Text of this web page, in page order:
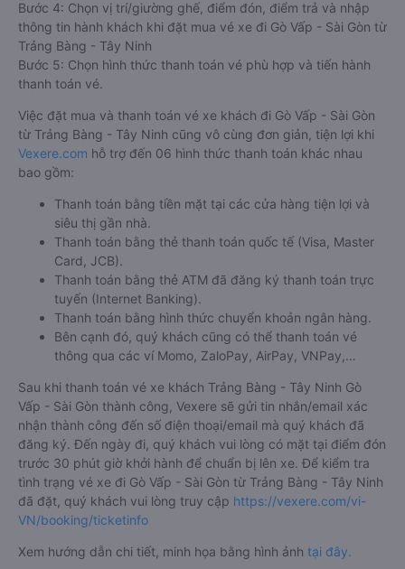
- Tây Ninh nào của quý khách tại trang webVexere.comđều
được Vexere cam kết giải quyết sự cố. Chính sách tặng
coupon giảm giá hoặc hoàn tiền sẽ tùy theo từng trường hợp
sự việc.
Bước 1: Truy cập vào website Vexere hoặc tải app Vexere trên
CH Play hoặc App Store.
Bước 2: Chọn điểm đi, điểm đến, ngày đi, sau đó chọn “TÌM
VÉ XE”.
Bàng - Tây Ninh, giờ khởi hành phù hợp. Bấm chọn vào khung
giờ quý khách muốn đi để tiến hành đặt vé.
Bước 4: Chọn vị trí/giường ghế, điểm đón, điểm trả và nhập
thông tin hành khách khi đặt mua vé xe đi Gò Vấp - Sài Gòn từ
Trảng Bàng - Tây Ninh
Bước 5: Chọn hình thức thanh toán vé phù hợp và tiến hành
thanh toán vé.
Việc đặt mua và thanh toán vé xe khách đi Gò Vấp - Sài Gòn
Vexere.com hỗ trợ đến 06 hình thức thanh toán khác nhau
bao gồm:
Thanh toán bằng tiền mặt tại các cửa hàng tiện lợi và
siêu thị gần nhà.
Thanh toán bằng thẻ thanh toán quốc tế (Visa, Master
Card, JCB).
Thanh toán bằng thẻ ATM đã đăng ký thanh toán trực
Thanh toán bằng hình thức chuyển khoản ngân hàng.